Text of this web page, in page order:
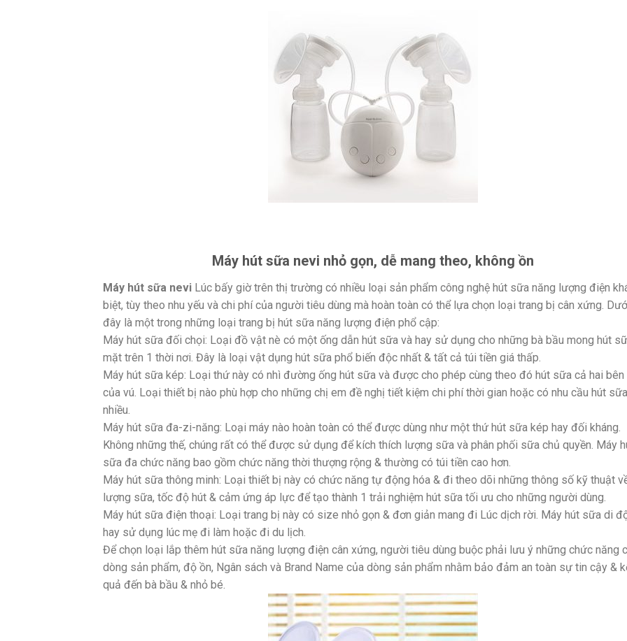
Máy hút sữa nevi nhỏ gọn, dễ mang theo, không ồn
Máy hút sữa nevi Lúc bấy giờ trên thị trường có nhiều loại sản phẩm công nghệ hút sữa năng lượng điện
biệt, tùy theo nhu yếu và chi phí của người tiêu dùng mà hoàn toàn có thể lựa chọn loại trang bị cân xứng.
đây là một trong những loại trang bị hút sữa năng lượng điện phổ cập:
Máy hút sữa đối chọi: Loại đồ vật nè có một ống dẫn hút sữa và hay sử dụng cho những bà bầu mong hút
mặt trên 1 thời nơi. Đây là loại vật dụng hút sữa phổ biến độc nhất & tất cả túi tiền giá thấp.
Máy hút sữa kép: Loại thứ này có nhì đường ống hút sữa và được cho phép cùng theo đó hút sữa cả hai bên
của vú. Loại thiết bị nào phù hợp cho những chị em đề nghị tiết kiệm chi phí thời gian hoặc có nhu cầu hút sữa
nhiều.
Máy hút sữa đa-zi-năng: Loại máy nào hoàn toàn có thể được dùng như một thứ hút sữa kép hay đối kháng.
Không những thế, chúng rất có thể được sử dụng để kích thích lượng sữa và phân phối sữa chủ quyền. Máy
sữa đa chức năng bao gồm chức năng thời thượng rộng & thường có túi tiền cao hơn.
Máy hút sữa thông minh: Loại thiết bị này có chức năng tự động hóa & đi theo dõi những thông số kỹ thuật
lượng sữa, tốc độ hút & cảm ứng áp lực để tạo thành 1 trải nghiệm hút sữa tối ưu cho những người dùng.
Máy hút sữa điện thoại: Loại trang bị này có size nhỏ gọn & đơn giản mang đi Lúc dịch rời. Máy hút sữa di
hay sử dụng lúc mẹ đi làm hoặc đi du lịch.
Để chọn loại lắp thêm hút sữa năng lượng điện cân xứng, người tiêu dùng buộc phải lưu ý những chức năng
dòng sản phẩm, độ ồn, Ngân sách và Brand Name của dòng sản phẩm nhằm bảo đảm an toàn sự tin cậy &
quả đến bà bầu & nhỏ bé.